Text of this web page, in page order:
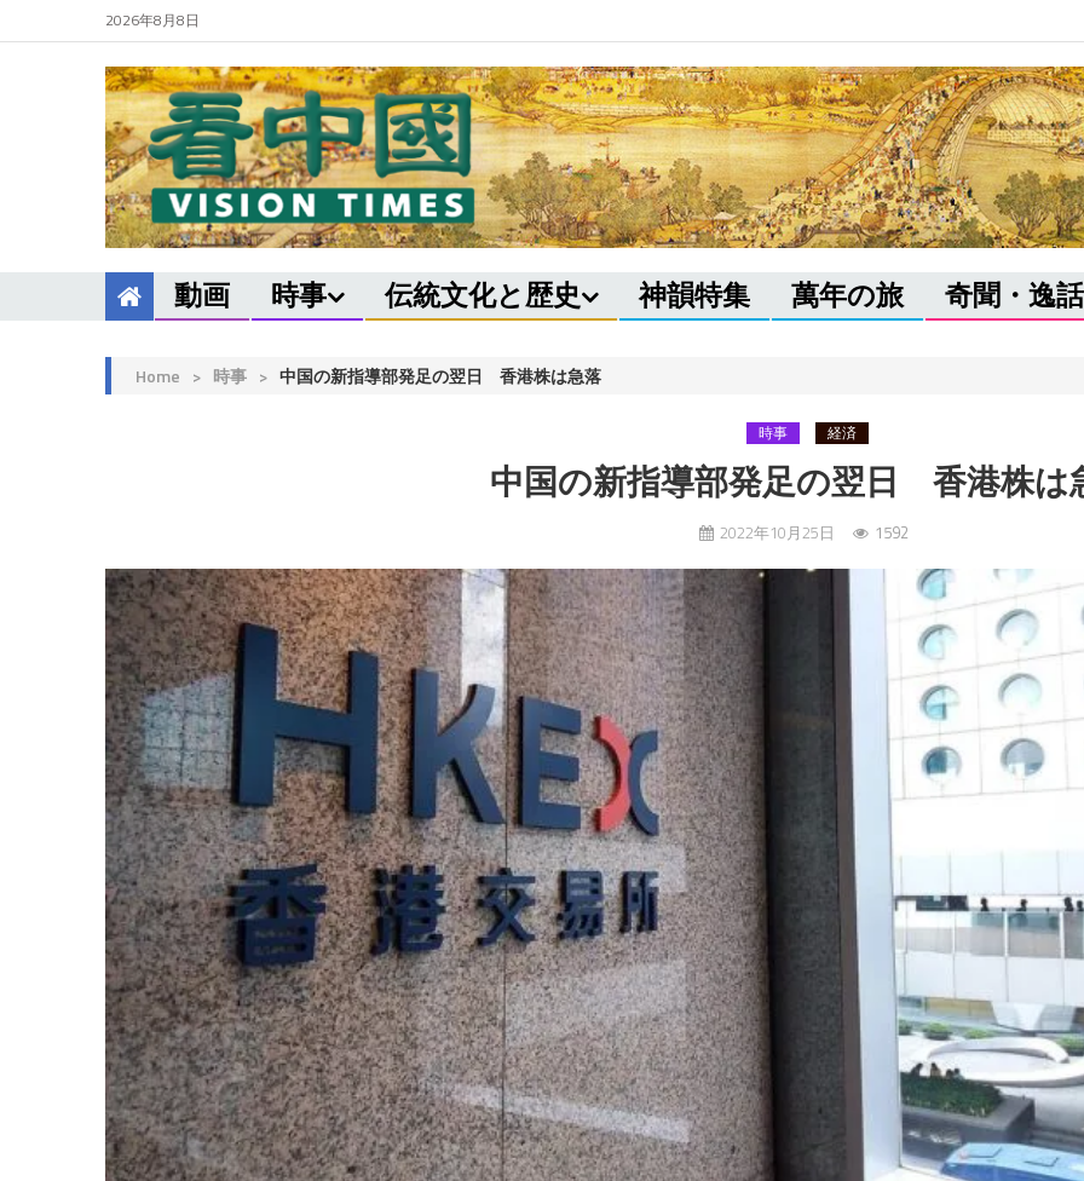
2026年8月8日
動画 時事 伝統文化と歴史 神韻特集 萬年の旅 奇聞・逸話
Home > 時事 > 中国の新指導部発足の翌日 香港株は急落
時事 経済
中国の新指導部発足の翌日 香港株は
2022年10月25日 1592